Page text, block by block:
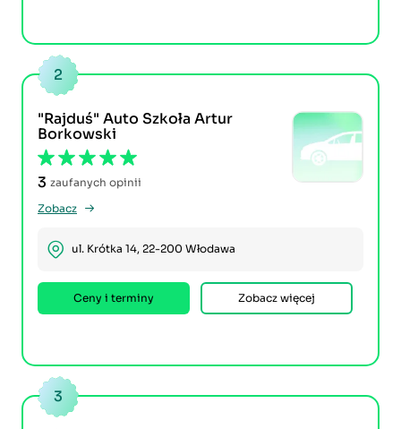
2
"Rajduś" Auto Szkoła Artur
Borkowski
3 zaufanych opinii
Zobacz
ul. Krótka 14, 22-200 Włodawa
Ceny i terminy Zobacz więcej
3